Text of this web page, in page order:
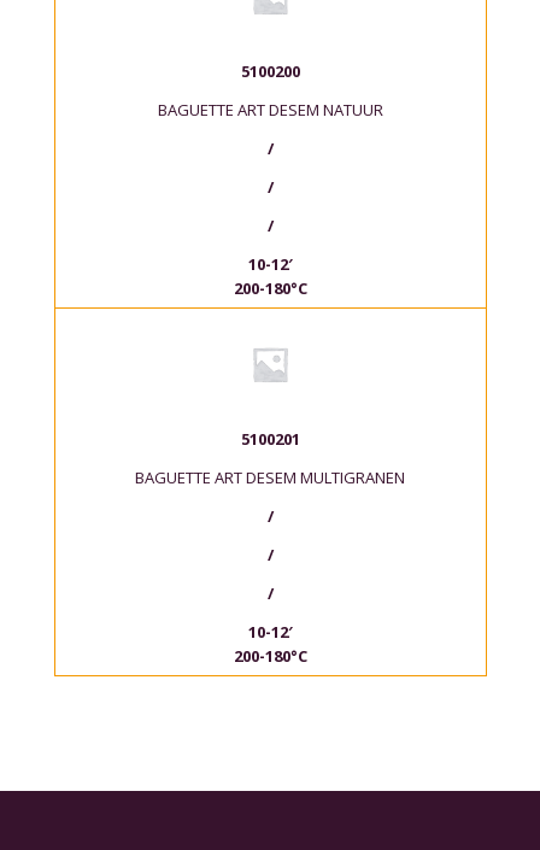
5100200
BAGUETTE ART DESEM NATUUR
/
/
/
10-12′
200-180°C
5100201
BAGUETTE ART DESEM MULTIGRANEN
/
/
/
10-12′
200-180°C